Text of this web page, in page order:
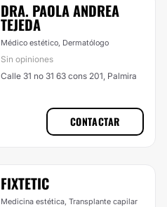
DRA. PAOLA ANDREA
TEJEDA
Médico estético, Dermatólogo
Sin opiniones
Calle 31 no 31 63 cons 201, Palmira
CONTACTAR
FIXTETIC
Medicina estética, Transplante capilar